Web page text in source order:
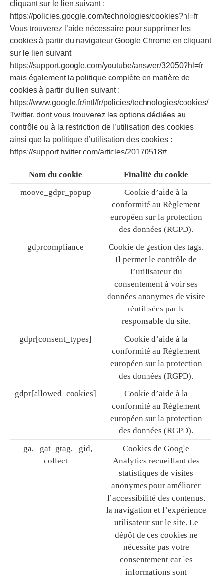
cliquant sur le lien suivant :
https://policies.google.com/technologies/cookies?hl=fr
Vous trouverez l’aide nécessaire pour supprimer les
cookies à partir du navigateur Google Chrome en cliquant
sur le lien suivant :
https://support.google.com/youtube/answer/32050?hl=fr
mais également la politique complète en matière de
cookies à partir du lien suivant :
https://www.google.fr/intl/fr/policies/technologies/cookies/
Twitter, dont vous trouverez les options dédiées au
contrôle ou à la restriction de l’utilisation des cookies
ainsi que la politique d’utilisation des cookies :
https://support.twitter.com/articles/20170518#
Nom du cookie
Finalité du cookie
moove_gdpr_popup
Cookie d’aide à la
conformité au Règlement
européen sur la protection
des données (RGPD).
gdprcompliance
Cookie de gestion des tags.
Il permet le contrôle de
l’utilisateur du
consentement à voir ses
données anonymes de visite
réutilisées par le
responsable du site.
gdpr[consent_types]
Cookie d’aide à la
conformité au Règlement
européen sur la protection
des données (RGPD).
gdpr[allowed_cookies]
Cookie d’aide à la
conformité au Règlement
européen sur la protection
des données (RGPD).
_ga, _gat_gtag, _gid,
collect
Cookies de Google
Analytics recueillant des
statistiques de visites
anonymes pour améliorer
l’accessibilité des contenus,
la navigation et l’expérience
utilisateur sur le site. Le
dépôt de ces cookies ne
nécessite pas votre
consentement car les
informations sont